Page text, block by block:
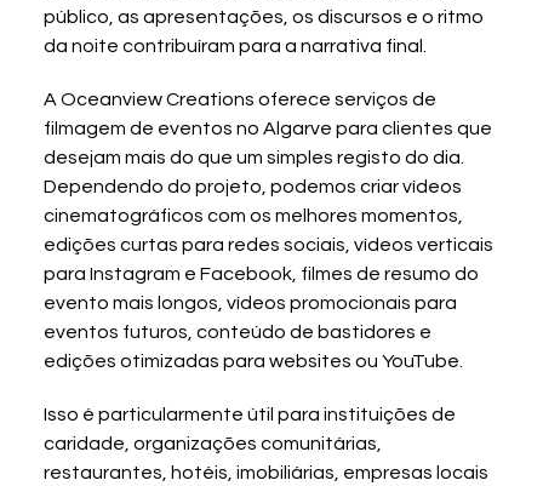
público, as apresentações, os discursos e o ritmo
da noite contribuíram para a narrativa final.
A Oceanview Creations oferece serviços de
filmagem de eventos no Algarve para clientes que
desejam mais do que um simples registo do dia.
Dependendo do projeto, podemos criar vídeos
cinematográficos com os melhores momentos,
edições curtas para redes sociais, vídeos verticais
para Instagram e Facebook, filmes de resumo do
evento mais longos, vídeos promocionais para
eventos futuros, conteúdo de bastidores e
edições otimizadas para websites ou YouTube.
Isso é particularmente útil para instituições de
caridade, organizações comunitárias,
restaurantes, hotéis, imobiliárias, empresas locais